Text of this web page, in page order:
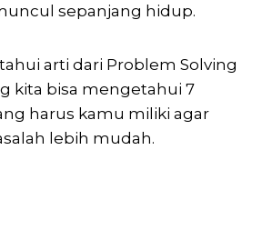
sepanjang hidup.
arti dari Problem Solving
kita bisa mengetahui 7
harus kamu miliki agar
lebih mudah.